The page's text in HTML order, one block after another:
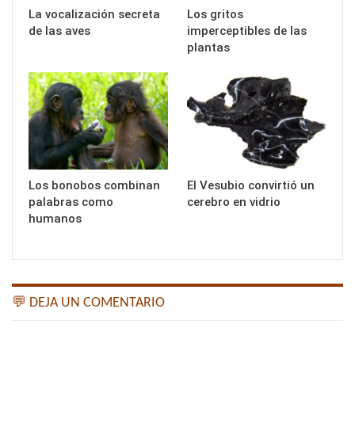
La vocalización secreta
de las aves
Los gritos
imperceptibles de las
plantas
Los bonobos combinan
palabras como
humanos
El Vesubio convirtió un
cerebro en vidrio
💬 DEJA UN COMENTARIO